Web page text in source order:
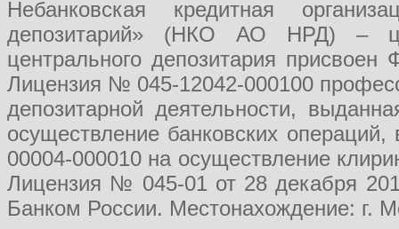
Небанковская кредитная
депозитарий» (НКО АО НРД) –
центрального депозитария
Лицензия № 045-12042-000100
депозитарной деятельности,
осуществление банковских
00004-000010 на осуществление
Лицензия № 045-01 от 28 декабря
Банком России. Местонахождение: г.